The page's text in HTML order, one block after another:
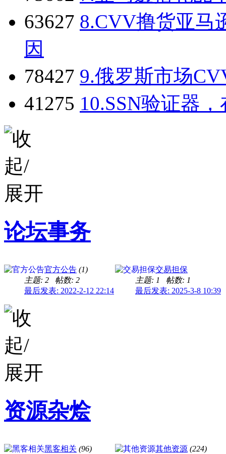
63627 8.CVV撸货亚马
因
78427 9.俄罗斯市场
41275 10.SSN验证器
论坛事务
官方公告 (1)
主题: 2
帖数: 2
最后发表: 2022-2-12 22:14
交易担保
主题: 1
帖数: 1
最后发表: 2025-3-8 10:39
资源杂烩
黑客相关 (96)
其他资源 (224)